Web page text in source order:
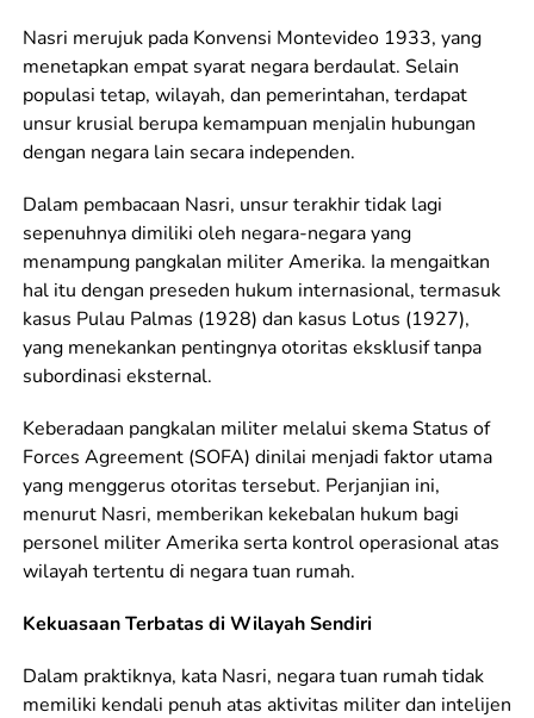
Nasri merujuk pada Konvensi Montevideo 1933, yang
menetapkan empat syarat negara berdaulat. Selain
populasi tetap, wilayah, dan pemerintahan, terdapat
unsur krusial berupa kemampuan menjalin hubungan
dengan negara lain secara independen.
Dalam pembacaan Nasri, unsur terakhir tidak lagi
sepenuhnya dimiliki oleh negara-negara yang
menampung pangkalan militer Amerika. Ia mengaitkan
hal itu dengan preseden hukum internasional, termasuk
kasus Pulau Palmas (1928) dan kasus Lotus (1927),
yang menekankan pentingnya otoritas eksklusif tanpa
subordinasi eksternal.
Keberadaan pangkalan militer melalui skema Status of
Forces Agreement (SOFA) dinilai menjadi faktor utama
yang menggerus otoritas tersebut. Perjanjian ini,
menurut Nasri, memberikan kekebalan hukum bagi
personel militer Amerika serta kontrol operasional atas
wilayah tertentu di negara tuan rumah.
Kekuasaan Terbatas di Wilayah Sendiri
Dalam praktiknya, kata Nasri, negara tuan rumah tidak
memiliki kendali penuh atas aktivitas militer dan intelijen